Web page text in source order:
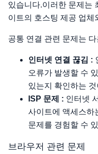
있습니다.이러한 문제는
이트의 호스팅 제공 업체
공통 연결 관련 문제는
인터넷 연결 끊김 :
오류가 발생할 수
있는지 확인하는
ISP 문제 : 인터넷
사이트에 액세스하
문제를 경험할 수
브라우저 관련 문제